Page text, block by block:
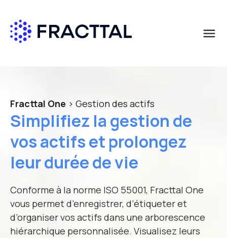
menu
Fracttal One > Gestion des actifs
Simplifiez la gestion de
vos actifs et prolongez
leur durée de vie
Conforme à la norme ISO 55001, Fracttal One
vous permet d’enregistrer, d’étiqueter et
d’organiser vos actifs dans une arborescence
hiérarchique personnalisée. Visualisez leurs
Nom*
Pays*